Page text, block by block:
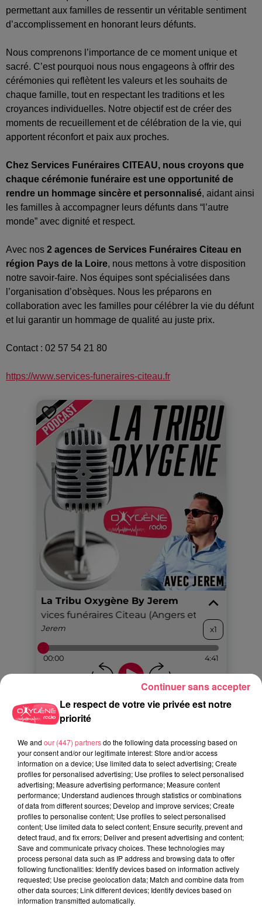
permettant aux familles de ressentir un véritable sentiment
d’accomplissement en honorant leurs défunts.
Nous comprenons l’importance de ce moment unique et
sacré. C’est pourquoi nous nous engageons à offrir des
cérémonies qui reflètent les valeurs et les souhaits de
chaque famille, tout en respectant les traditions et les
croyances individuelles. Notre objectif est de créer des
moments de recueillement et de célébration de la vie, qui
apportent réconfort et paix aux proches.
Chez Services Funéraires CITEAU, nous croyons que
chaque cérémonie funéraire est une opportunité de
rendre un hommage sincère et personnalisé, aidant ainsi
les familles à accompagner leurs défunts dans “l’autre
monde” avec dignité et respect.
Avec nos 2 agences de Services Funéraires Citeau en
région Pays de la Loire, nous mettons à votre disposition
notre savoir-faire. Nos équipes sont spécialisées dans
l’organisation d’obsèques. Nous les préparons en
collaboration avec les familles pour célébrer la vie du défunt
et lui garantir un hommage de qualité au juste prix.
Contact : 02 57 54 21 80
https://www.services-funeraires-citeau.fr
AUTRES ARTICLES QUI POURRAIENT VOUS
INTÉRESSER
Le respect de votre vie privée est notre
priorité
We and our (447) partnersdo the following data processing based on
your consent and/or our legitimate interest: Store and/or access
information on a device; Use limited data to select advertising; Create
profiles for personalised advertising; Use profiles to select personalised
advertising; Measure advertising performance; Measure content
performance; Understand audiences through statistics or combinations
of data from different sources; Develop and improve services; Create
profiles to personalise content; Use profiles to select personalised
content; Use limited data to select content; Ensure security, prevent and
detect fraud, and fix errors; Deliver and present advertising and content;
Save and communicate privacy choices. These technologies may
process personal data such as IP address and browsing data to offer
following functionalities: Identify devices based on information actively
requested; Use precise geolocation data; Match and combine data from
other data sources; Link different devices; Identify devices based on
information transmitted automatically.
Continuer sans accepter